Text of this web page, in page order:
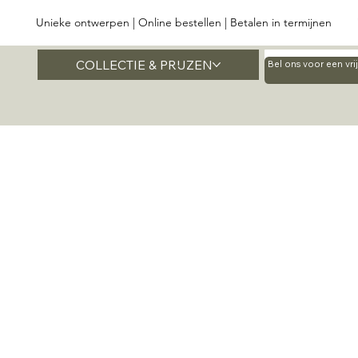
COLLECTIE & PRIJZEN Home
Bel ons voor een
Unieke ontwerpen | Online bestellen | Betalen in termijnen